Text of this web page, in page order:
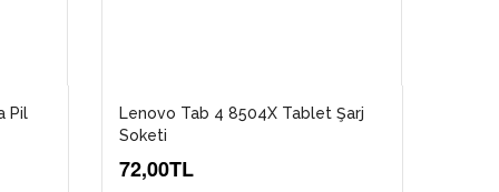
Pil
Lenovo Tab 4 8504X Tablet Şarj
Soketi
72,00TL